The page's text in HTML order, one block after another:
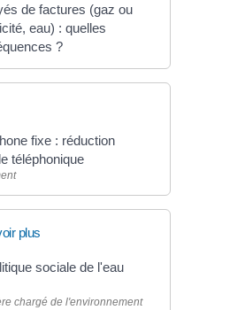
de factures (gaz ou
eau) : quelles
?
fixe : réduction
téléphonique
plus
sociale de l'eau
chargé de l'environnement